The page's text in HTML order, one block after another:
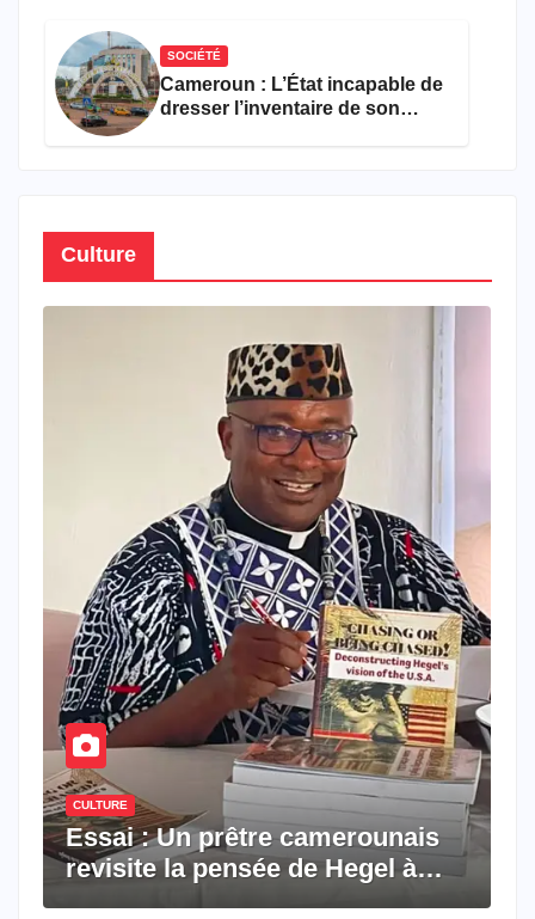
SOCIÉTÉ
Cameroun : L’État incapable de
dresser l’inventaire de son
Culture
CULTURE
Essai : Un prêtre camerounais
revisite la pensée de Hegel à